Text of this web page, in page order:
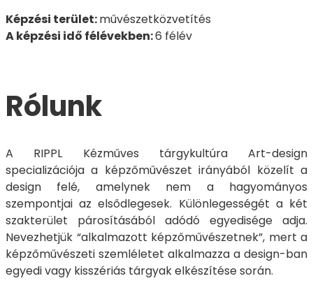
Képzési terület:művészetközvetítés
A képzési idő félévekben:6 félév
Rólunk
A RIPPL Kézműves tárgykultúra Art-design
specializációja a képzőművészet irányából közelít a
design felé, amelynek nem a hagyományos
szempontjai az elsődlegesek. Különlegességét a két
szakterület párosításából adódó egyedisége adja.
Nevezhetjük “alkalmazott képzőművészetnek”, mert a
képzőművészeti szemléletet alkalmazza a design-ban
egyedi vagy kisszériás tárgyak elkészítése során.